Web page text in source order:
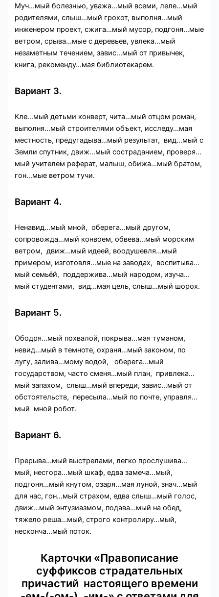
Муч…мый болезнью, уважа…мый всеми, леле…мый
родителями, слыш…мый грохот, выполня…мый
инженером проект, сжига…мый мусор, подгоня…мые
ветром, срыва…мые с деревьев, увлека…мый
незаметным течением, завис…мый от привычек,
книга, рекоменду…мая библиотекарем.
Вариант 3.
Кле…мый детьми конверт, чита…мый отцом роман,
выполня…мый строителями объект, исследу…мая
местность, предугадыва…мый результат, вид…мый с
Земли спутник, движ…мый состраданием, проверя…
мый учителем реферат, малыш, обижа…мый братом,
гон…мые ветром тучи.
Вариант 4.
Ненавид…мый мной, оберега…мый другом,
сопровожда…мый конвоем, обвева…мый морским
ветром, движ…мый идеей, воодушевля…мый
примером, изготовля…мые на заводах, воспитыва…
мый семьёй, поддержива…мый народом, изуча…
мый студентами, вид…мая цель, слыш…мый шорох.
Вариант 5.
Ободря…мый похвалой, покрыва…мая туманом,
невид…мый в темноте, охраня…мый законом, по
лугу, залива…мому водой, оберега…мый
государством, часто сменя…мый план, привлека…
мый запахом, слыш…мый впереди, завис…мый от
обстоятельств, пересыла…мый по почте, управля…
мый мной робот.
Вариант 6.
Прерыва…мый выстрелами, легко прослушива…
мый, несгора…мый шкаф, едва замеча…мый,
подгоня…мый кнутом, озаря…мая луной, знач…мый
для нас, гон…мый страхом, едва слыш…мый голос,
движ…мый энтузиазмом, подава…мый на обед,
тяжело реша…мый, строго контролиру…мый,
несконча…мый поток.
Карточки «Правописание
суффиксов страдательных
причастий настоящего времени